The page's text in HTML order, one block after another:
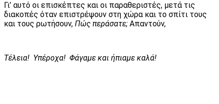
Γι’ αυτό οι επισκέπτες και οι παραθεριστές, μετά τις
διακοπές όταν επιστρέψουν στη χώρα και το σπίτι τους
και τους ρωτήσουν, Πώς περάσατε; Απαντούν,
Τέλεια! Υπέροχα! Φάγαμε και ήπιαμε καλά!